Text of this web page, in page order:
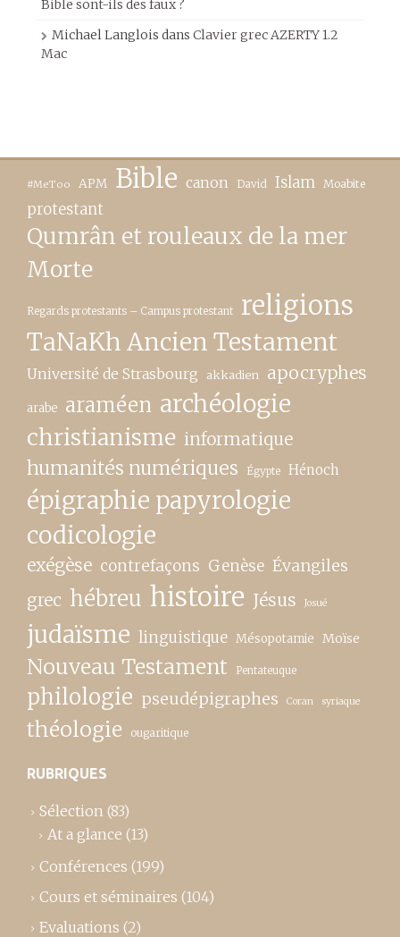
Bible sont-ils des faux ?
Michael Langlois dans Clavier grec AZERTY 1.2
Mac
#MeToo APM Bible canon David Islam Moabite
protestant
Qumrân et rouleaux de la mer
Morte
Regards protestants – Campus protestant religions
TaNaKh Ancien Testament
Université de Strasbourg akkadien apocryphes
arabe araméen archéologie
christianisme informatique
humanités numériques Égypte Hénoch
épigraphie papyrologie
codicologie
exégèse contrefaçons Genèse Évangiles
grec hébreu histoire Jésus Josué
judaïsme linguistique Mésopotamie Moïse
Nouveau Testament Pentateuque
philologie pseudépigraphes Coran syriaque
théologie ougaritique
RUBRIQUES
Sélection (83)
At a glance (13)
Conférences (199)
Cours et séminaires (104)
Evaluations (2)